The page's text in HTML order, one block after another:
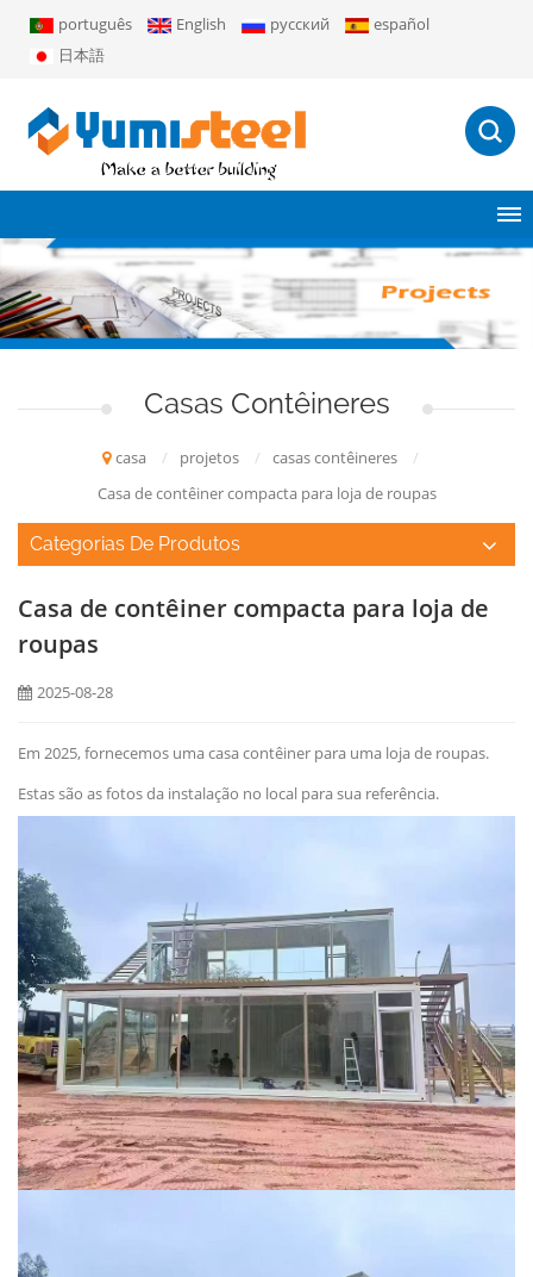
português English русский
español
日本語
Casas Contêineres
casa / projetos / casas contêineres
/
Casa de contêiner compacta para loja de roupas
Categorias De Produtos
Casa de contêiner compacta para loja de
roupas
2025-08-28
Em 2025, fornecemos uma casa contêiner para uma loja de roupas.
Estas são as fotos da instalação no local para sua referência.